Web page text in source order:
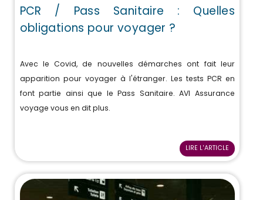
PCR / Pass Sanitaire : Quelles
obligations pour voyager ?
Avec le Covid, de nouvelles démarches ont fait leur
apparition pour voyager à l'étranger. Les tests PCR en
font partie ainsi que le Pass Sanitaire. AVI Assurance
voyage vous en dit plus.
LIRE L'ARTICLE